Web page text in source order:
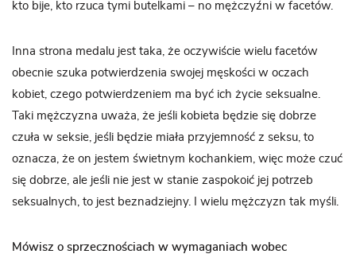
kto bije, kto rzuca tymi butelkami – no mężczyźni w facetów.
Inna strona medalu jest taka, że oczywiście wielu facetów
obecnie szuka potwierdzenia swojej męskości w oczach
kobiet, czego potwierdzeniem ma być ich życie seksualne.
Taki mężczyzna uważa, że jeśli kobieta będzie się dobrze
czuła w seksie, jeśli będzie miała przyjemność z seksu, to
oznacza, że on jestem świetnym kochankiem, więc może czuć
się dobrze, ale jeśli nie jest w stanie zaspokoić jej potrzeb
seksualnych, to jest beznadziejny. I wielu mężczyzn tak myśli.
Mówisz o sprzecznościach w wymaganiach wobec